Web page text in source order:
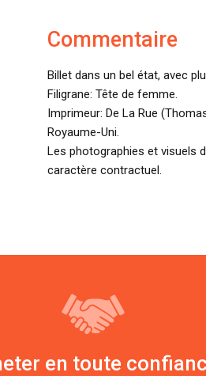
Commentaire
Billet dans un bel état, avec
Filigrane: Tête de femme.
Imprimeur: De La Rue
Royaume-Uni.
Les photographies et visuels
caractère contractuel.
en toute